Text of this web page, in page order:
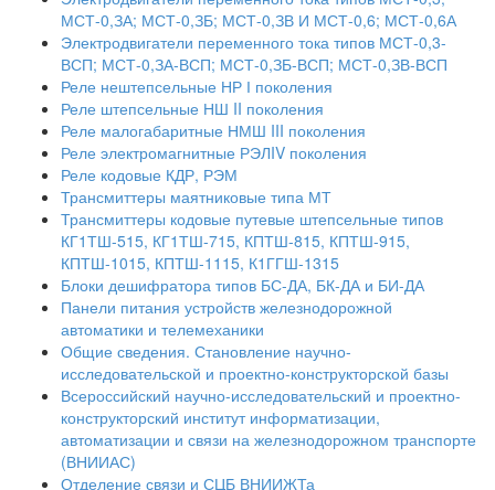
МСТ-0,ЗА; МСТ-0,ЗБ; МСТ-0,ЗВ И МСТ-0,6; МСТ-0,6А
Электродвигатели переменного тока типов МСТ-0,3-
ВСП; МСТ-0,ЗА-ВСП; МСТ-0,ЗБ-ВСП; МСТ-0,ЗВ-ВСП
Реле нештепсельные НР І поколения
Реле штепсельные НШ II поколения
Реле малогабаритные НМШ III поколения
Реле электромагнитные РЭЛIV поколения
Реле кодовые КДР, РЭМ
Трансмиттеры маятниковые типа МТ
Трансмиттеры кодовые путевые штепсельные типов
КГ1ТШ-515, КГ1ТШ-715, КПТШ-815, КПТШ-915,
КПТШ-1015, КПТШ-1115, К1ГГШ-1315
Блоки дешифратора типов БС-ДА, БК-ДА и БИ-ДА
Панели питания устройств железнодорожной
автоматики и телемеханики
Общие сведения. Становление научно-
исследовательской и проектно-конструкторской базы
Всероссийский научно-исследовательский и проектно-
конструкторский институт информатизации,
автоматизации и связи на железнодорожном транспорте
(ВНИИАС)
Отделение связи и СЦБ ВНИИЖТа